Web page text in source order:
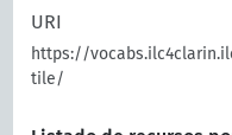
URI
https://
tile/